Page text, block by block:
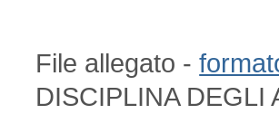
File allegato -
DISCIPLINA DEGLI